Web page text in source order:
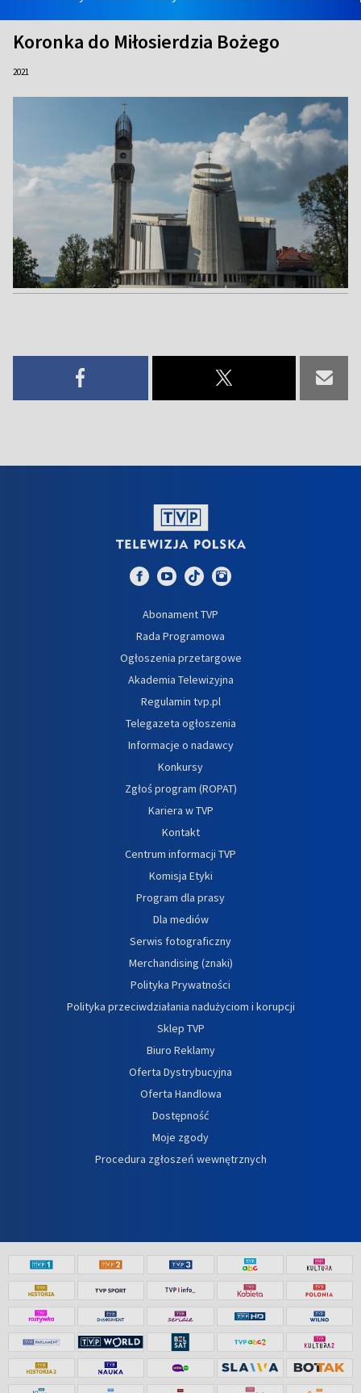
Koronka do Miłosierdzia Bożego
2021
Abonament TVP
Rada Programowa
Ogłoszenia przetargowe
Akademia Telewizyjna
Regulamin tvp.pl
Telegazeta ogłoszenia
Informacje o nadawcy
Konkursy
Zgłoś program (ROPAT)
Kariera w TVP
Kontakt
Centrum informacji TVP
Komisja Etyki
Program dla prasy
Dla mediów
Serwis fotograficzny
Merchandising (znaki)
Polityka Prywatności
Polityka przeciwdziałania nadużyciom i korupcji
Sklep TVP
Biuro Reklamy
Oferta Dystrybucyjna
Oferta Handlowa
Dostępność
Moje zgody
Procedura zgłoszeń wewnętrznych